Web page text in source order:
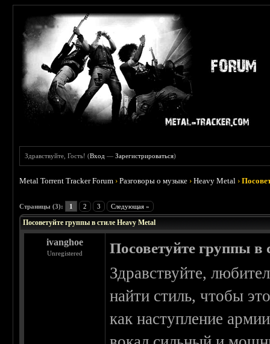
Здравствуйте, Гость! (Вход —Зарегистрироваться)
Metal Torrent Tracker Forum ›Разговоры о музыке ›Heavy Metal ›
Страницы (3): 1 2 3 Следующая »
Посоветуйте группы в стиле Heavy Metal
ivanghoe
Unregistered Посоветуйте группы в
Здравствуйте,
найти стиль, чтобы
как наступление